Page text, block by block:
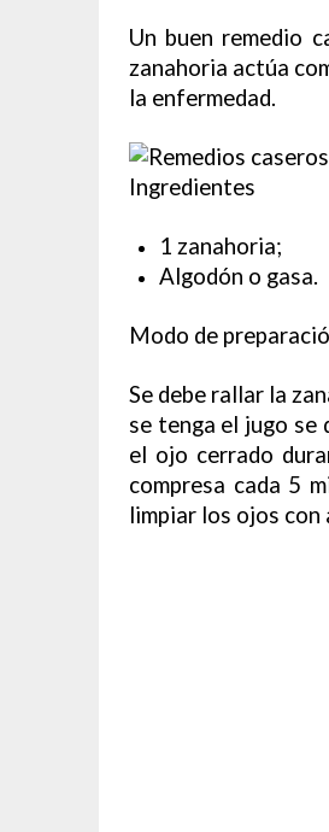
Un buen remedio
zanahoria actúa
la enfermedad.
Ingredientes
1 zanahoria;
Algodón o gasa.
Modo de
Se debe rallar la
se tenga el jugo se
el ojo cerrado
compresa cada 5
limpiar los ojos con